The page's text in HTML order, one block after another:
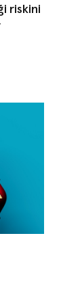
riskini